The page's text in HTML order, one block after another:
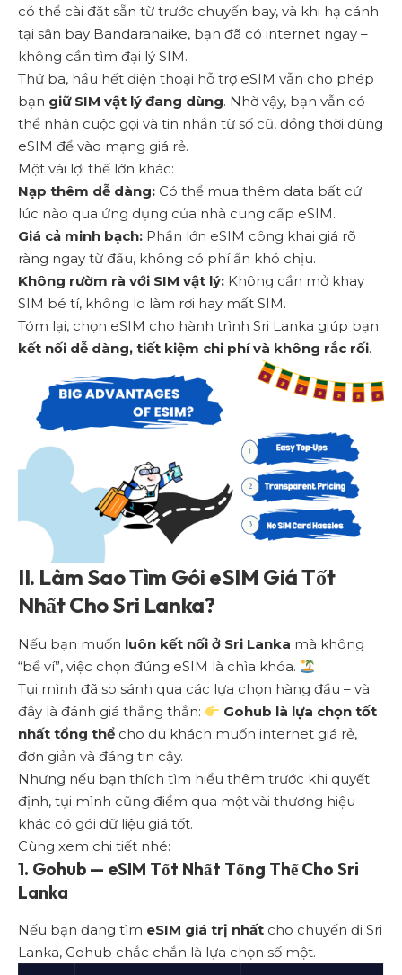
có thể cài đặt sẵn từ trước chuyến bay, và khi hạ cánh
tại sân bay Bandaranaike, bạn đã có internet ngay –
không cần tìm đại lý SIM.
Thứ ba, hầu hết điện thoại hỗ trợ eSIM vẫn cho phép
bạn giữ SIM vật lý đang dùng. Nhờ vậy, bạn vẫn có
thể nhận cuộc gọi và tin nhắn từ số cũ, đồng thời dùng
eSIM để vào mạng giá rẻ.
Một vài lợi thế lớn khác:
Nạp thêm dễ dàng: Có thể mua thêm data bất cứ
lúc nào qua ứng dụng của nhà cung cấp eSIM.
Giá cả minh bạch: Phần lớn eSIM công khai giá rõ
ràng ngay từ đầu, không có phí ẩn khó chịu.
Không rườm rà với SIM vật lý: Không cần mở khay
SIM bé tí, không lo làm rơi hay mất SIM.
Tóm lại, chọn eSIM cho hành trình Sri Lanka giúp bạn
kết nối dễ dàng, tiết kiệm chi phí và không rắc rối.
II. Làm Sao Tìm Gói eSIM Giá Tốt
Nhất Cho Sri Lanka?
Nếu bạn muốn luôn kết nối ở Sri Lanka mà không
“bể ví”, việc chọn đúng eSIM là chìa khóa.
Tụi mình đã so sánh qua các lựa chọn hàng đầu – và
đây là đánh giá thẳng thắn:
Gohub là lựa chọn tốt
nhất tổng thể cho du khách muốn internet giá rẻ,
đơn giản và đáng tin cậy.
Nhưng nếu bạn thích tìm hiểu thêm trước khi quyết
định, tụi mình cũng điểm qua một vài thương hiệu
khác có gói dữ liệu giá tốt.
Cùng xem chi tiết nhé:
1. Gohub — eSIM Tốt Nhất Tổng Thể Cho Sri
Lanka
Nếu bạn đang tìm eSIM giá trị nhất cho chuyến đi Sri
Lanka, Gohub chắc chắn là lựa chọn số một.